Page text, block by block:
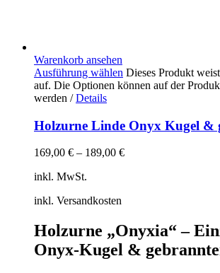
Warenkorb ansehen
Ausführung wählen Dieses Produkt
auf. Die Optionen können auf der
werden / Details
Holzurne Linde Onyx Kugel &
169,00 € – 189,00 €
inkl. MwSt.
inkl. Versandkosten
Holzurne „Onyxia“ –
Onyx-Kugel &